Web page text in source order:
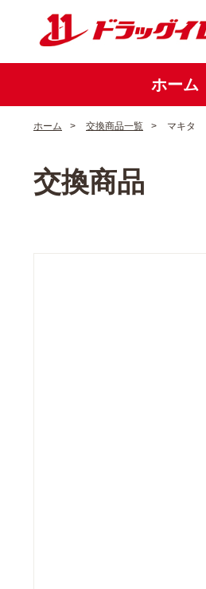
ホーム
ホーム > 交換商品一覧 > マキタ
交換商品